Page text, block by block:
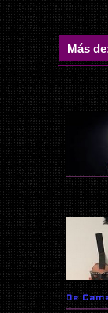
Más
De